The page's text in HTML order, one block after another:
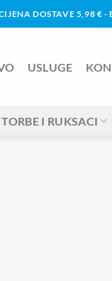
DOSTAVE 5,98 € -
USLUGE
TORBE I RUKSACI